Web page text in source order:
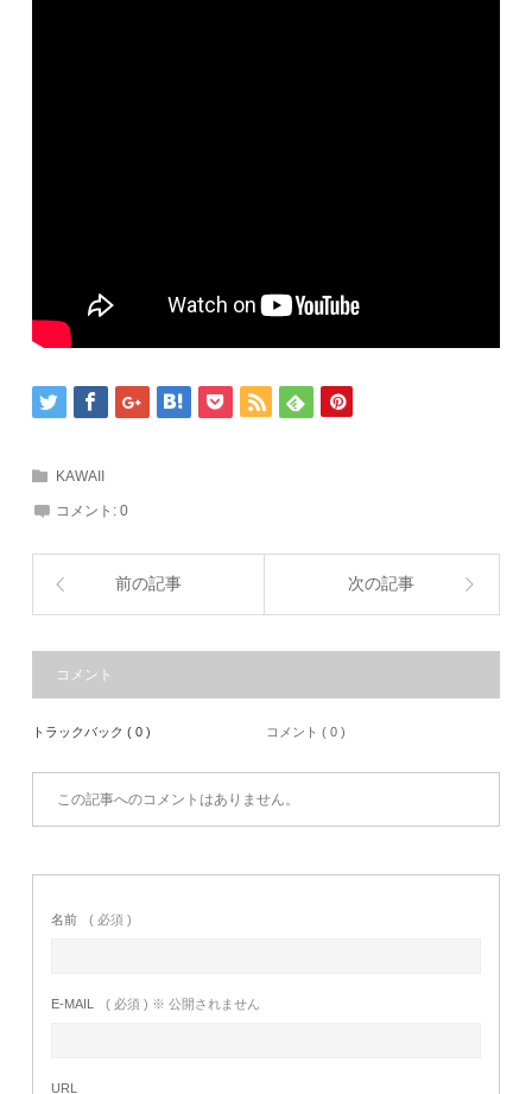
KAWAII
コメント:0
前の記事 次の記事
コメント
トラックバック ( 0 ) コメント ( 0 )
この記事へのコメントはありません。
名前 ( 必須 )
E-MAIL ( 必須 ) ※ 公開されません
URL